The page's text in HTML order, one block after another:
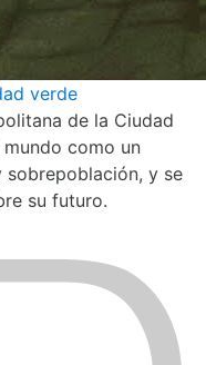
verde
de la Ciudad
como un
y se
su futuro.